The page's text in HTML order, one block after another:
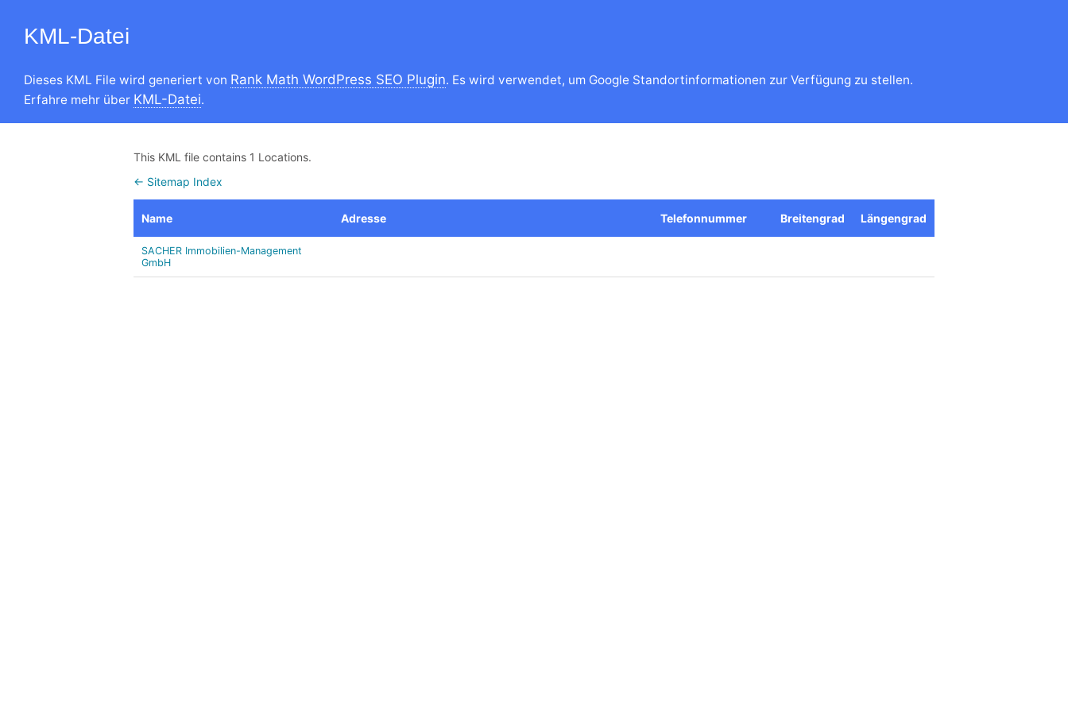
KML-Datei
Dieses KML File wird generiert von Rank Math WordPress SEO Plugin. Es wird verwendet, um Google Standortinformationen zur Verfügung zu stellen.
Erfahre mehr über KML-Datei.
This KML file contains 1 Locations.
← Sitemap Index
Name Adresse Telefonnummer Breitengrad Längengrad
SACHER Immobilien-Management
GmbH